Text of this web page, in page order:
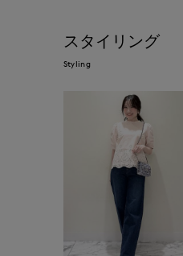
スタイリング
Styling